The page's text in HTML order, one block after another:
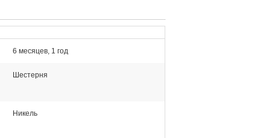
6 месяцев, 1 год
Шестерня
Никель